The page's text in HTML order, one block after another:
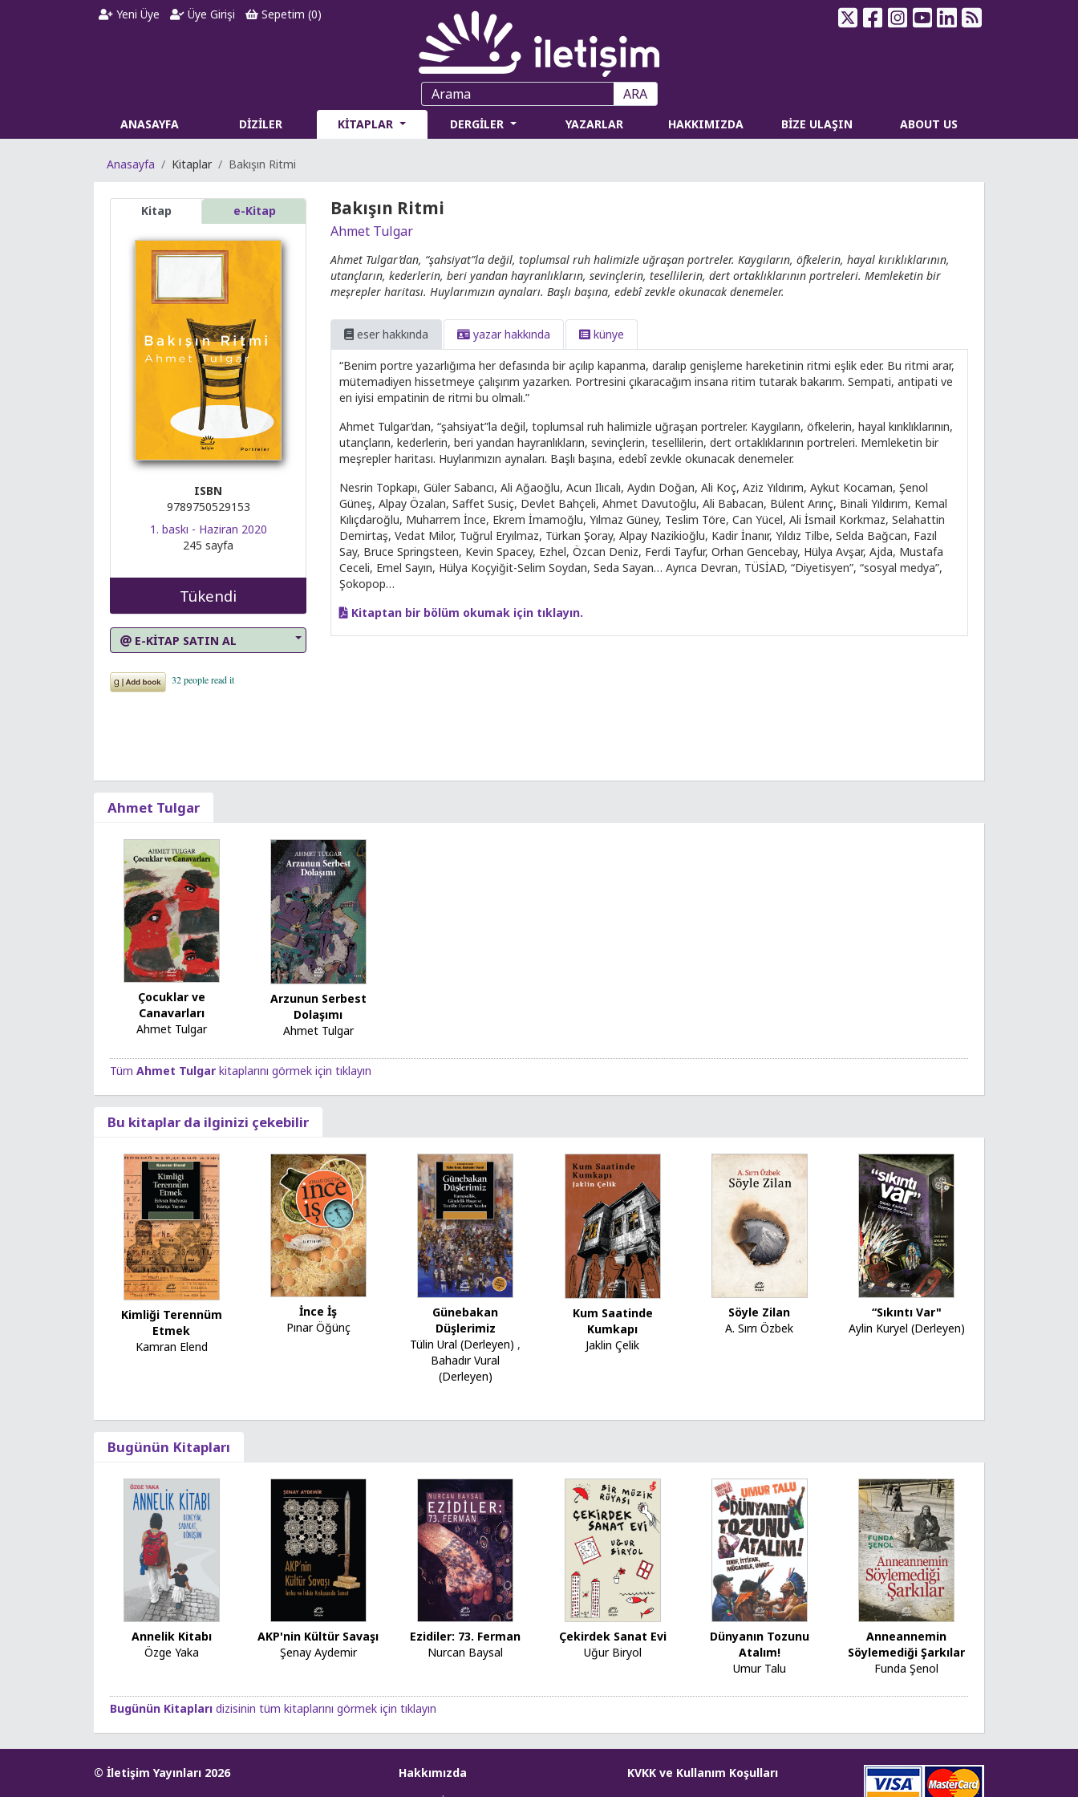
Yeni Üye Üye Girişi Sepetim (0)
ARA
ANASAYFA DİZİLER KİTAPLAR DERGİLER YAZARLAR HAKKIMIZDA BİZE ULAŞIN ABOUT US
Anasayfa Kitaplar Bakışın Ritmi
Kitap e-Kitap
ISBN
9789750529153
1. baskı - Haziran 2020
245 sayfa
Tükendi
E-KİTAP SATIN AL
Bakışın Ritmi
Ahmet Tulgar
Ahmet Tulgar’dan, “şahsiyat”la değil, toplumsal ruh halimizle uğraşan portreler. Kaygıların, öfkelerin, hayal kırıklıklarının,
utançların, kederlerin, beri yandan hayranlıkların, sevinçlerin, tesellilerin, dert ortaklıklarının portreleri. Memleketin bir
meşrepler haritası. Huylarımızın aynaları. Başlı başına, edebî zevkle okunacak denemeler.
eser hakkında yazar hakkında künye
“Benim portre yazarlığıma her defasında bir açılıp kapanma, daralıp genişleme hareketinin ritmi eşlik eder. Bu ritmi arar,
mütemadiyen hissetmeye çalışırım yazarken. Portresini çıkaracağım insana ritim tutarak bakarım. Sempati, antipati ve
en iyisi empatinin de ritmi bu olmalı.”
Ahmet Tulgar’dan, “şahsiyat”la değil, toplumsal ruh halimizle uğraşan portreler. Kaygıların, öfkelerin, hayal kırıklıklarının,
utançların, kederlerin, beri yandan hayranlıkların, sevinçlerin, tesellilerin, dert ortaklıklarının portreleri. Memleketin bir
meşrepler haritası. Huylarımızın aynaları. Başlı başına, edebî zevkle okunacak denemeler.
Nesrin Topkapı, Güler Sabancı, Ali Ağaoğlu, Acun Ilıcalı, Aydın Doğan, Ali Koç, Aziz Yıldırım, Aykut Kocaman, Şenol
Güneş, Alpay Özalan, Saffet Susiç, Devlet Bahçeli, Ahmet Davutoğlu, Ali Babacan, Bülent Arınç, Binali Yıldırım, Kemal
Kılıçdaroğlu, Muharrem İnce, Ekrem İmamoğlu, Yılmaz Güney, Teslim Töre, Can Yücel, Ali İsmail Korkmaz, Selahattin
Demirtaş, Vedat Milor, Tuğrul Eryılmaz, Türkan Şoray, Alpay Nazikioğlu, Kadir İnanır, Yıldız Tilbe, Selda Bağcan, Fazıl
Say, Bruce Springsteen, Kevin Spacey, Ezhel, Özcan Deniz, Ferdi Tayfur, Orhan Gencebay, Hülya Avşar, Ajda, Mustafa
Ceceli, Emel Sayın, Hülya Koçyiğit-Selim Soydan, Seda Sayan… Ayrıca Devran, TÜSİAD, “Diyetisyen”, “sosyal medya”,
Şokopop…
Kitaptan bir bölüm okumak için tıklayın.
Ahmet Tulgar
Çocuklar ve
Canavarları
Ahmet Tulgar
Arzunun Serbest
Dolaşımı
Ahmet Tulgar
Tüm Ahmet Tulgar kitaplarını görmek için tıklayın
Bu kitaplar da ilginizi çekebilir
Kimliği Terennüm
Etmek
Kamran Elend
İnce İş
Pınar Öğünç
Günebakan
Düşlerimiz
Tülin Ural (Derleyen) ,
Bahadır Vural
(Derleyen)
Kum Saatinde
Kumkapı
Jaklin Çelik
Söyle Zilan
A. Sırrı Özbek
“Sıkıntı Var"
Aylin Kuryel (Derleyen)
Bugünün Kitapları
Annelik Kitabı
Özge Yaka
AKP'nin Kültür Savaşı
Şenay Aydemir
Ezidiler: 73. Ferman
Nurcan Baysal
Çekirdek Sanat Evi
Uğur Biryol
Dünyanın Tozunu
Atalım!
Umur Talu
Anneannemin
Söylemediği Şarkılar
Funda Şenol
Bugünün Kitapları dizisinin tüm kitaplarını görmek için tıklayın
© İletişim Yayınları 2026
Hakkımızda
KVKK ve Kullanım Koşulları